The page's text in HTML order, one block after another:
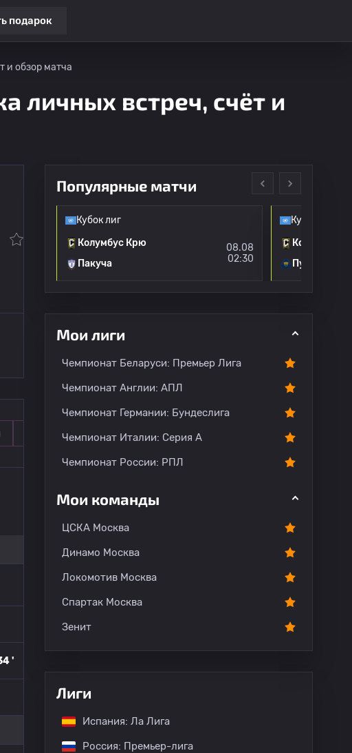
подарок
и обзор матча
личных встреч, счёт и
Прогноз Комментарии
'
Популярные матчи
сегодня
Кубок лиг
Колумбус Крю
Пакуча
08.08
02:30
Кубок лиг
Колумбус
Пумас УНАМ
Мои лиги
Чемпионат Беларуси: Премьер Лига
Чемпионат Англии: АПЛ
Чемпионат Германии: Бундеслига
Чемпионат Италии: Серия А
Чемпионат России: РПЛ
Мои команды
ЦСКА Москва
Динамо Москва
Локомотив Москва
Спартак Москва
Зенит
Лиги
Испания: Ла Лига
Россия: Премьер-лига